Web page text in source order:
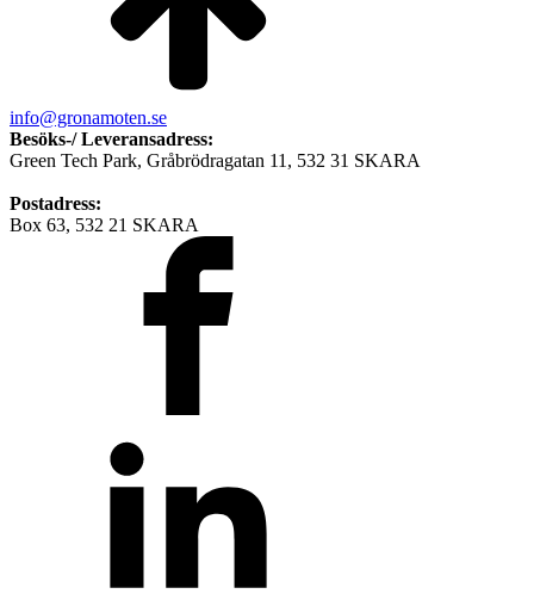
info@gronamoten.se
Besöks-/ Leveransadress:
Green Tech Park, Gråbrödragatan 11, 532 31 SKARA
Postadress:
Box 63, 532 21 SKARA